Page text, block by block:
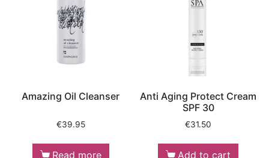
Amazing Oil Cleanser
€39.95
Read more
Anti Aging Protect Cream
SPF 30
€31.50
Add to cart